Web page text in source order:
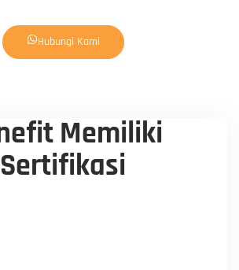
Hubungi Kami
Memiliki
Sertifikasi